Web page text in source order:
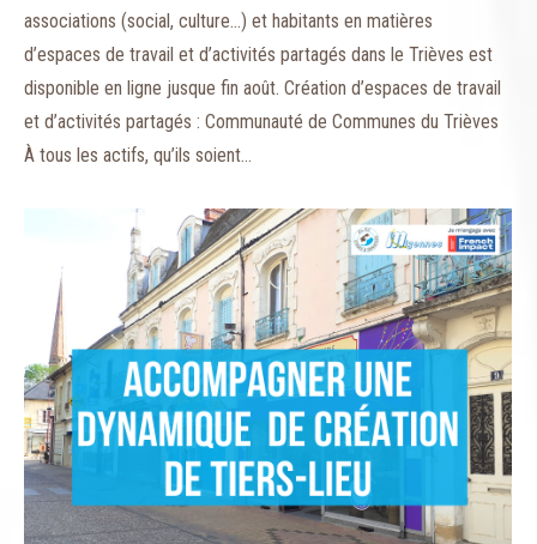
associations (social, culture…) et habitants en matières
d’espaces de travail et d’activités partagés dans le Trièves est
disponible en ligne jusque fin août. Création d’espaces de travail
et d’activités partagés : Communauté de Communes du Trièves
À tous les actifs, qu’ils soient…